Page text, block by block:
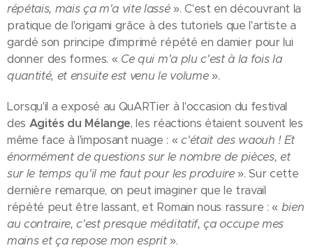
répétais, mais ça m'a vite lassé». C'est en découvrant la
pratique de l'origami grâce à des tutoriels que l'artiste a
gardé son principe d'imprimé répété en damier pour lui
donner des formes. « Ce qui m'a plu c'est à la fois la
quantité, et ensuite est venu le volume».
Lorsqu'il a exposé au QuARTier à l'occasion du festival
des Agités du Mélange, les réactions étaient souvent les
même face à l'imposant nuage : «c'était des waouh ! Et
énormément de questions sur le nombre de pièces, et
sur le temps qu'il me faut pour les produire». Sur cette
dernière remarque, on peut imaginer que le travail
répété peut être lassant, et Romain nous rassure : « bien
au contraire, c'est presque méditatif, ça occupe mes
mains et ça repose mon esprit».